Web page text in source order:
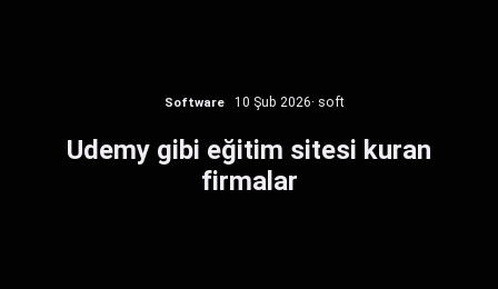
Software 10 Şub 2026· soft
Udemy gibi eğitim sitesi kuran
firmalar